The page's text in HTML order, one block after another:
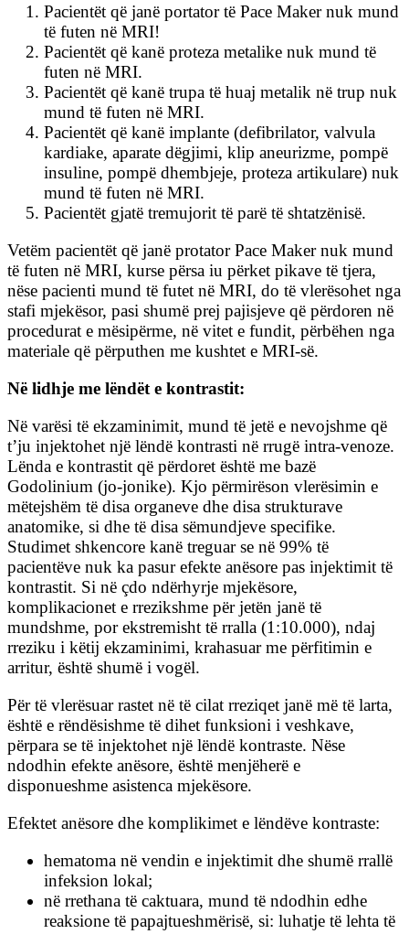
Pacientët që janë portator të Pace Maker nuk mund
të futen në MRI!
Pacientët që kanë proteza metalike nuk mund të
futen në MRI.
Pacientët që kanë trupa të huaj metalik në trup nuk
mund të futen në MRI.
Pacientët që kanë implante (defibrilator, valvula
kardiake, aparate dëgjimi, klip aneurizme, pompë
insuline, pompë dhembjeje, proteza artikulare) nuk
mund të futen në MRI.
Pacientët gjatë tremujorit të parë të shtatzënisë.
Vetëm pacientët që janë protator Pace Maker nuk mund
të futen në MRI, kurse përsa iu përket pikave të tjera,
nëse pacienti mund të futet në MRI, do të vlerësohet nga
stafi mjekësor, pasi shumë prej pajisjeve që përdoren në
procedurat e mësipërme, në vitet e fundit, përbëhen nga
materiale që përputhen me kushtet e MRI-së.
Në lidhje me lëndët e kontrastit:
Në varësi të ekzaminimit, mund të jetë e nevojshme që
t’ju injektohet një lëndë kontrasti në rrugë intra-venoze.
Lënda e kontrastit që përdoret është me bazë
Godolinium (jo-jonike). Kjo përmirëson vlerësimin e
mëtejshëm të disa organeve dhe disa strukturave
anatomike, si dhe të disa sëmundjeve specifike.
Studimet shkencore kanë treguar se në 99% të
pacientëve nuk ka pasur efekte anësore pas injektimit të
kontrastit. Si në çdo ndërhyrje mjekësore,
komplikacionet e rrezikshme për jetën janë të
mundshme, por ekstremisht të rralla (1:10.000), ndaj
rreziku i këtij ekzaminimi, krahasuar me përfitimin e
arritur, është shumë i vogël.
Për të vlerësuar rastet në të cilat rreziqet janë më të larta,
është e rëndësishme të dihet funksioni i veshkave,
përpara se të injektohet një lëndë kontraste. Nëse
ndodhin efekte anësore, është menjëherë e
disponueshme asistenca mjekësore.
Efektet anësore dhe komplikimet e lëndëve kontraste:
hematoma në vendin e injektimit dhe shumë rrallë
infeksion lokal;
në rrethana të caktuara, mund të ndodhin edhe
reaksione të papajtueshmërisë, si: luhatje të lehta të